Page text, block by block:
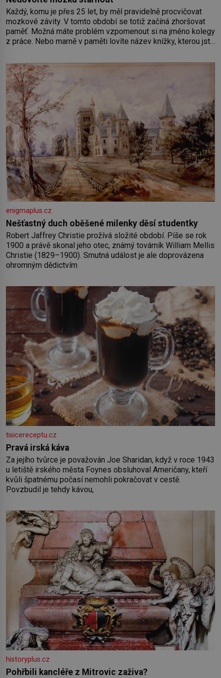
Každý, komu je přes 25 let, by měl pravidelně procvičovat
mozkové závity. V tomto období se totiž začíná zhoršovat
paměť. Možná máte problém vzpomenout si na jméno kolegy
z práce. Nebo marně v paměti lovíte název knížky, kterou jste
paměť rozhodla stávkovat. Cvičte
enigmaplus.cz
Nešťastný duch oběšené milenky děsí studentky
Robert Jaffrey Christie prožívá složité období. Píše se rok
1900 a právě skonal jeho otec, známý továrník William Mellis
Christie (1829–1900). Smutná událost je ale doprovázena
ohromným dědictvím
tisicereceptu.cz
Pravá irská káva
Za jejího tvůrce je považován Joe Sharidan, když v roce 1943
u letiště irského města Foynes obsluhoval Američany, kteří
kvůli špatnému počasí nemohli pokračovat v cestě.
Povzbudil je tehdy kávou,
historyplus.cz
Pohřbili kancléře z Mitrovic zaživa?